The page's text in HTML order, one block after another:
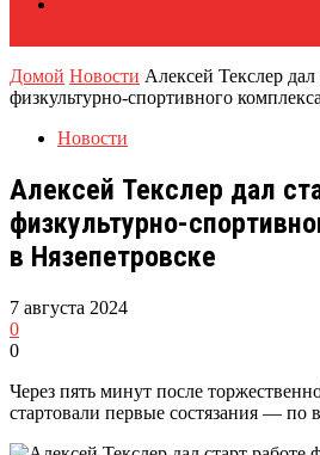
Домой Новости Алексей Текслер дал
физкультурно-спортивного
Новости
Алексей Текслер дал
физкультурно-
в Нязепетровске
7 августа 2024
0
0
Через пять минут после
стартовали первые состязания — по